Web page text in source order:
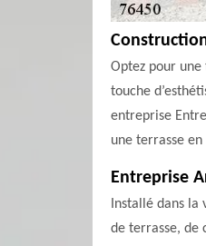
Optez pour
touche
entreprise
une terrasse
Entreprise
Installé dans
de terrasse, de